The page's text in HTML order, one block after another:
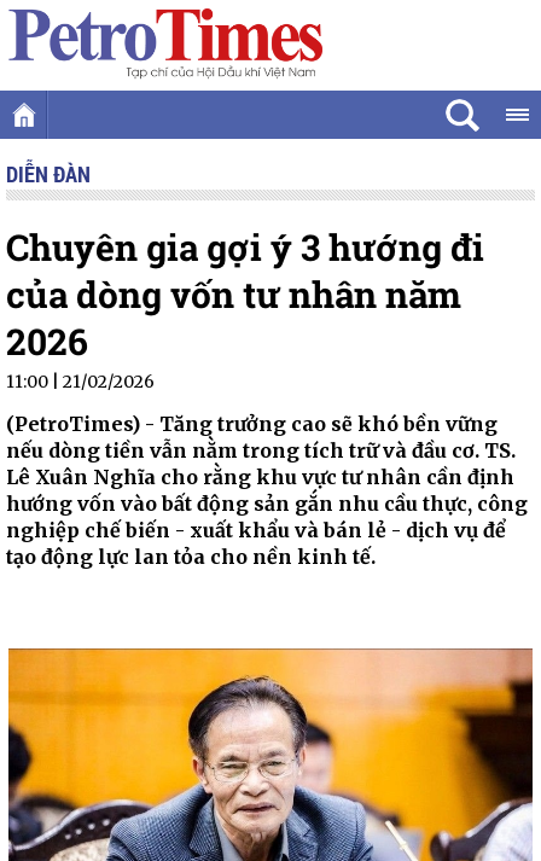
DIỄN ĐÀN
Chuyên gia gợi ý 3 hướng đi
của dòng vốn tư nhân năm
2026
11:00 | 21/02/2026
(PetroTimes) - Tăng trưởng cao sẽ khó bền vững
nếu dòng tiền vẫn nằm trong tích trữ và đầu cơ. TS.
Lê Xuân Nghĩa cho rằng khu vực tư nhân cần định
hướng vốn vào bất động sản gắn nhu cầu thực, công
nghiệp chế biến - xuất khẩu và bán lẻ - dịch vụ để
tạo động lực lan tỏa cho nền kinh tế.